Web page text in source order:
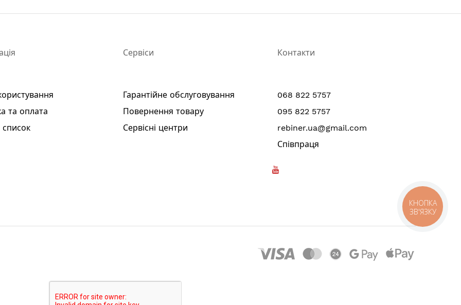
та оплата
Сервіси
Гарантійне обслуговування
Повернення товару
Сервісні центри
Контакти
068 822 5757
095 822 5757
rebiner.ua@gmail.com
Співпраця
КНОПКА
ЗВ'ЯЗКУ